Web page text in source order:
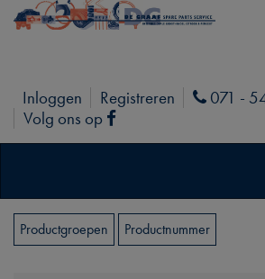
Inloggen Registreren Phone
071 -
Volg ons op
Facebook
Productgroepen Productnummer